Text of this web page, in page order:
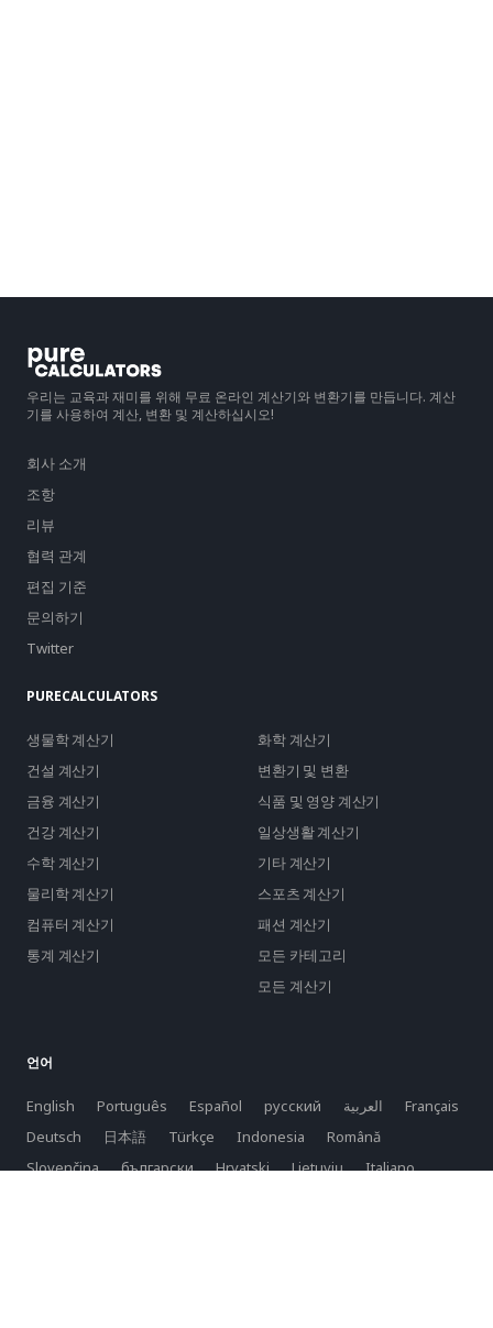
우리는 교육과 재미를 위해 무료 온라인 계산기와 변환기를 만듭니다. 계산
기를 사용하여 계산, 변환 및 계산하십시오!
회사 소개
조항
리뷰
협력 관계
편집 기준
문의하기
Twitter
PURECALCULATORS
생물학 계산기
화학 계산기
건설 계산기
변환기 및 변환
금융 계산기
식품 및 영양 계산기
건강 계산기
일상생활 계산기
수학 계산기
기타 계산기
물리학 계산기
스포츠 계산기
컴퓨터 계산기
패션 계산기
통계 계산기
모든 카테고리
모든 계산기
언어
English Português Español русский العربية
Français
Deutsch
日本語 Türkçe Indonesia
Română
Slovenčina
български Hrvatski Lietuvių
Italiano